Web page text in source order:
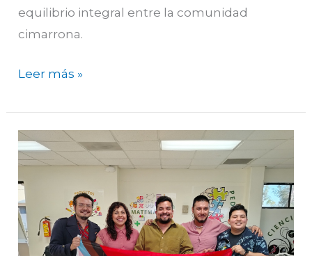
equilibrio integral entre la comunidad
cimarrona.
Leer más »
La
diversidad
desde
las
aulas:
Conversatorio